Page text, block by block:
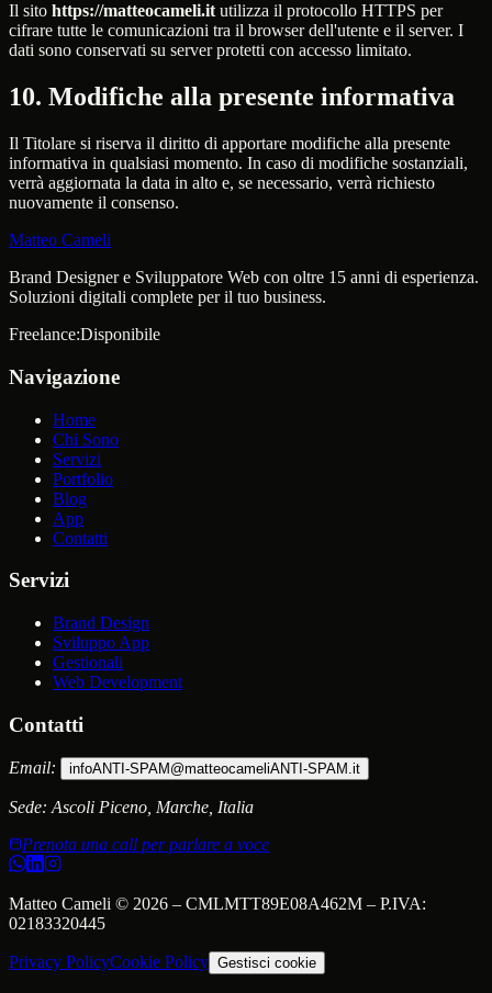
Il sito https://matteocameli.it utilizza il protocollo HTTPS per
cifrare tutte le comunicazioni tra il browser dell'utente e il server. I
dati sono conservati su server protetti con accesso limitato.
10. Modifiche alla presente informativa
Il Titolare si riserva il diritto di apportare modifiche alla presente
informativa in qualsiasi momento. In caso di modifiche sostanziali,
verrà aggiornata la data in alto e, se necessario, verrà richiesto
nuovamente il consenso.
Matteo Cameli
Brand Designer e Sviluppatore Web con oltre 15 anni di esperienza.
Soluzioni digitali complete per il tuo business.
Freelance:Disponibile
Navigazione
Home
Chi Sono
Servizi
Portfolio
Blog
App
Contatti
Servizi
Brand Design
Sviluppo App
Gestionali
Web Development
Contatti
Email: infoANTI-SPAM @matteocameliANTI-SPAM .it
Sede:Ascoli Piceno, Marche, Italia
Prenota una call per parlare a voce
Matteo Cameli © 2026 – CMLMTT89E08A462M – P.IVA:
02183320445
Privacy PolicyCookie Policy Gestisci cookie